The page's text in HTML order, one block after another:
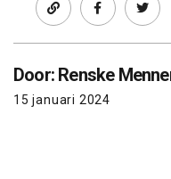
Facebook
Door: Renske
15 januari 2024